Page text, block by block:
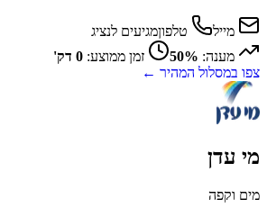
מייל טלפוןמגיעים לנציג
מענה: 50% זמן ממוצע: 0 דק'
צפו במסלול המהיר ←
מי עדן
מים וקפה